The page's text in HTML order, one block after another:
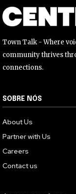
Li e aceito aPolítica
Town Talk - Where
community thrives
connections.
SOBRE NÓS
About Us
Partner with Us
Careers
Contact us